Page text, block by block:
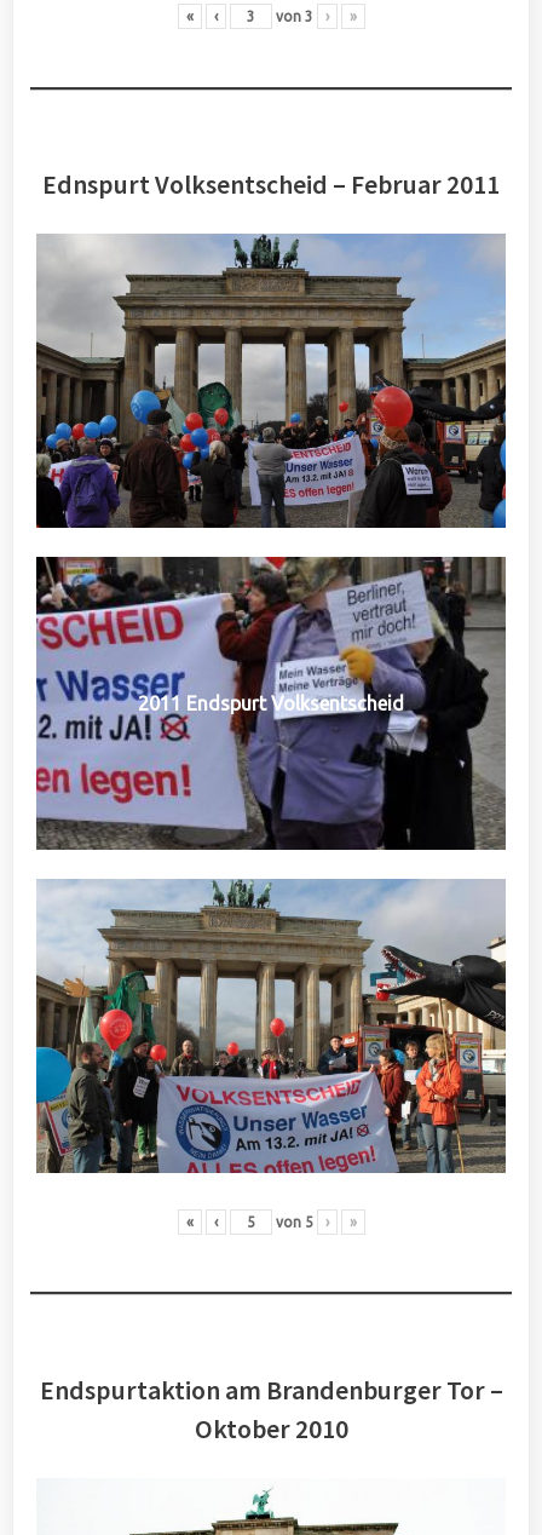
« ‹ von 3 › »
Ednspurt Volksentscheid – Februar 2011
2011 Endspurt Volksentscheid
« ‹ von 5 › »
Endspurtaktion am Brandenburger Tor –
Oktober 2010